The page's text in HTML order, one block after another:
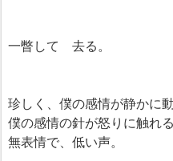
一瞥して 去る。
珍しく、僕の感情が静かに動
僕の感情の針が怒りに触れ
無表情で、低い声。